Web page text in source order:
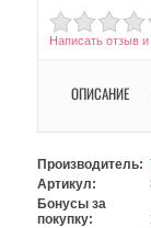
Написать отзыв
ОПИСАНИЕ
Производитель:
Артикул:
Бонусы за
покупку: